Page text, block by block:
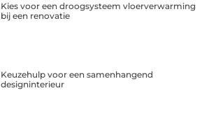
Kies voor een droogsysteem vloerverwarming
bij een renovatie
Keuzehulp voor een samenhangend
designinterieur